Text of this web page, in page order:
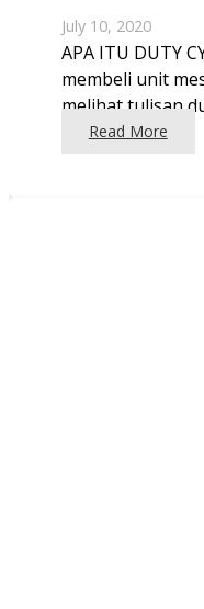
July 10, 2020
APA ITU DUTY
membeli unit
melihat tulisan
Read More